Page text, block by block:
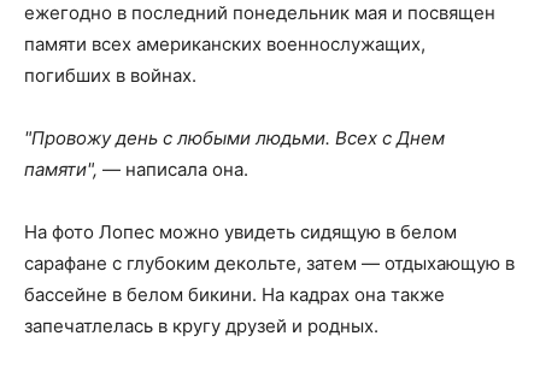
ежегодно в последний понедельник мая и посвящен
памяти всех американских военнослужащих,
погибших в войнах.
"Провожу день с любыми людьми. Всех с Днем
памяти", — написала она.
На фото Лопес можно увидеть сидящую в белом
сарафане с глубоким декольте, затем — отдыхающую в
бассейне в белом бикини. На кадрах она также
запечатлелась в кругу друзей и родных.